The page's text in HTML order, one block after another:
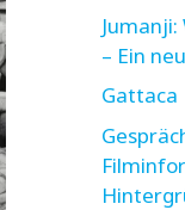
– Ein
Gattaca